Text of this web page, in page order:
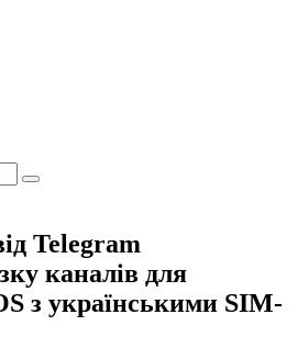
Telegram
каналів для
з українськими SIM-